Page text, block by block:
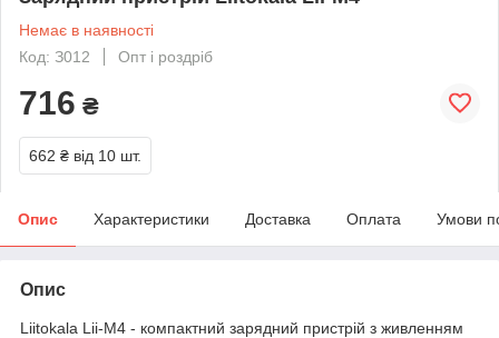
Немає в наявності
Код: З012
Опт і роздріб
716 ₴
662 ₴ від 10 шт.
Опис Характеристики Доставка Оплата Умови
Опис
Liitokala Lii-M4 - компактний зарядний пристрій з живленням